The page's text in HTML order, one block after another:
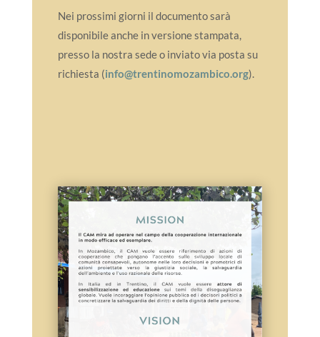
Nei prossimi giorni il documento sarà
disponibile anche in versione stampata,
presso la nostra sede o inviato via posta su
richiesta (info@trentinomozambico.org).